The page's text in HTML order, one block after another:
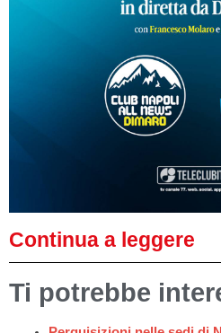
Continua a leggere
Ti potrebbe